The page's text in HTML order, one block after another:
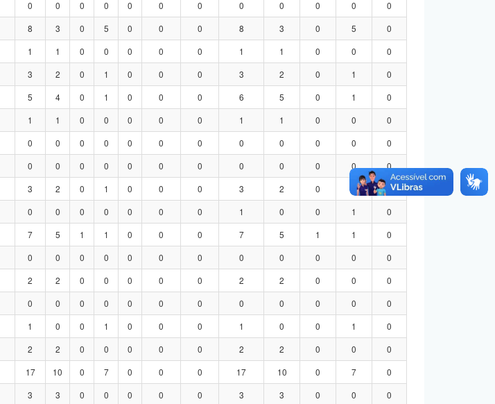
0 0 0 0 0 0 0 0 0 0 0
0
8 3 0 5 0 0 0 8 3 0 5
0
1 1 0 0 0 0 0 1 1 0 0
0
3 2 0 1 0 0 0 3 2 0 1
0
5 4 0 1 0 0 0 6 5 0 1
0
1 1 0 0 0 0 0 1 1 0 0
0
0 0 0 0 0 0 0 0 0 0 0
0
0 0 0 0 0 0 0 0 0 0 0
0
3 2 0 1 0 0 0 3 2 0
0
0 0 0 0 0 0 0 1 0 0 1
0
7 5 1 1 0 0 0 7 5 1 1
0
0 0 0 0 0 0 0 0 0 0 0
0
2 2 0 0 0 0 0 2 2 0 0
0
0 0 0 0 0 0 0 0 0 0 0
0
1 0 0 1 0 0 0 1 0 0 1
0
2 2 0 0 0 0 0 2 2 0 0
0
17 10 0 7 0 0 0 17 10 0 7
0
3 3 0 0 0 0 0 3 3 0 0
0